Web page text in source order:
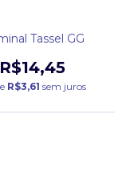
Tassel GG
R$14,45
R$3,61 sem juros